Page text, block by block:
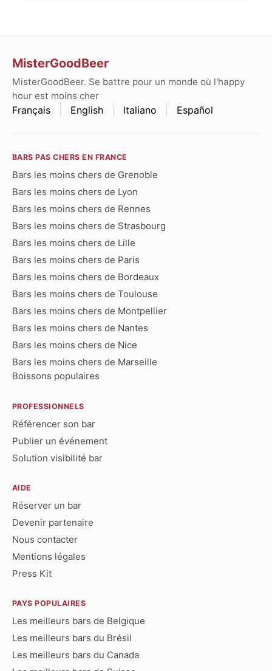
MisterGoodBeer
MisterGoodBeer. Se battre pour un monde où l'happy
hour est moins cher
Français English Italiano Español
BARS PAS CHERS EN FRANCE
Bars les moins chers de Grenoble
Bars les moins chers de Lyon
Bars les moins chers de Rennes
Bars les moins chers de Strasbourg
Bars les moins chers de Lille
Bars les moins chers de Paris
Bars les moins chers de Bordeaux
Bars les moins chers de Toulouse
Bars les moins chers de Montpellier
Bars les moins chers de Nantes
Bars les moins chers de Nice
Bars les moins chers de Marseille
Boissons populaires
PROFESSIONNELS
Référencer son bar
Publier un événement
Solution visibilité bar
AIDE
Réserver un bar
Devenir partenaire
Nous contacter
Mentions légales
Press Kit
PAYS POPULAIRES
Les meilleurs bars de Belgique
Les meilleurs bars du Brésil
Les meilleurs bars du Canada